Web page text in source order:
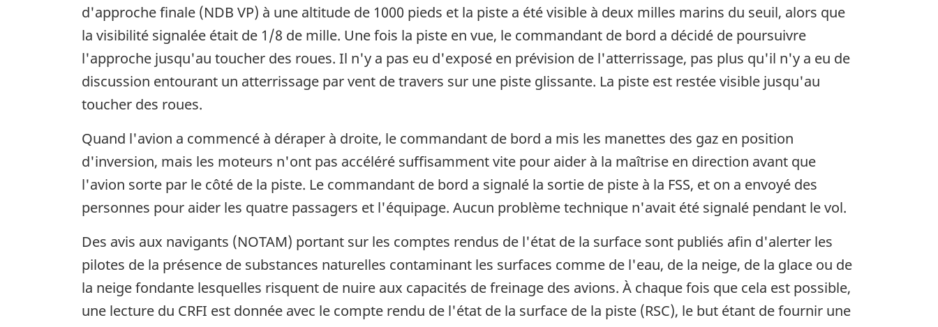
d'approche finale (NDB VP) à une altitude de 1000 pieds et la piste a été visible à deux milles marins du seuil, alors que
la visibilité signalée était de 1/8 de mille. Une fois la piste en vue, le commandant de bord a décidé de poursuivre
l'approche jusqu'au toucher des roues. Il n'y a pas eu d'exposé en prévision de l'atterrissage, pas plus qu'il n'y a eu de
discussion entourant un atterrissage par vent de travers sur une piste glissante. La piste est restée visible jusqu'au
toucher des roues.
Quand l'avion a commencé à déraper à droite, le commandant de bord a mis les manettes des gaz en position
d'inversion, mais les moteurs n'ont pas accéléré suffisamment vite pour aider à la maîtrise en direction avant que
l'avion sorte par le côté de la piste. Le commandant de bord a signalé la sortie de piste à la FSS, et on a envoyé des
personnes pour aider les quatre passagers et l'équipage. Aucun problème technique n'avait été signalé pendant le vol.
Des avis aux navigants (NOTAM) portant sur les comptes rendus de l'état de la surface sont publiés afin d'alerter les
pilotes de la présence de substances naturelles contaminant les surfaces comme de l'eau, de la neige, de la glace ou de
la neige fondante lesquelles risquent de nuire aux capacités de freinage des avions. À chaque fois que cela est possible,
une lecture du CRFI est donnée avec le compte rendu de l'état de la surface de la piste (RSC), le but étant de fournir une